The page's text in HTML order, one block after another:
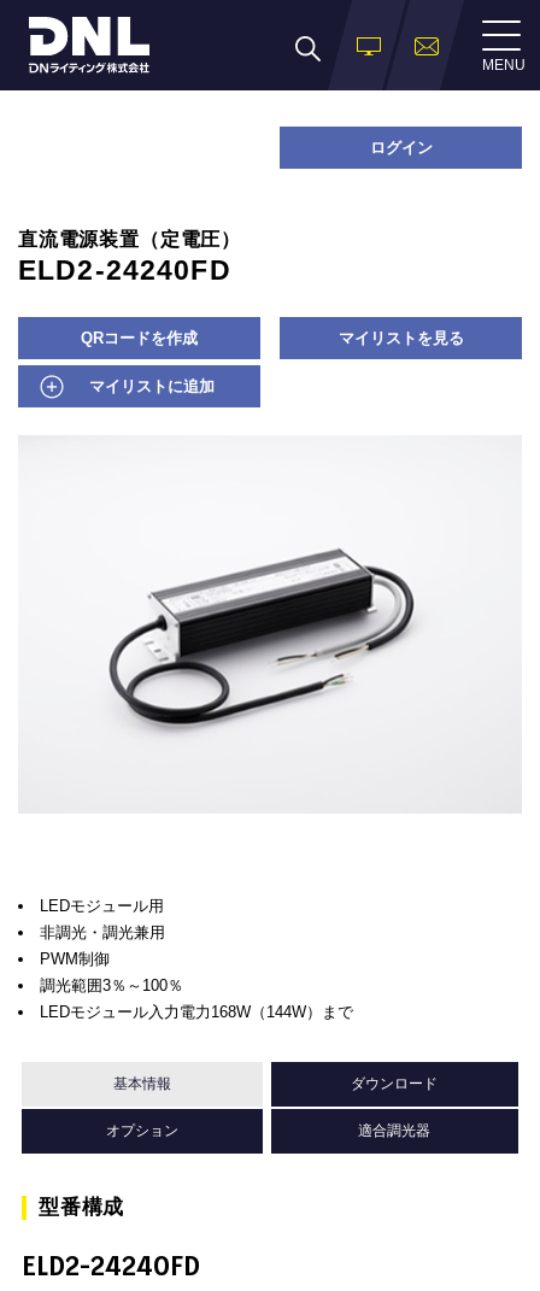
MENU
ログイン
直流電源装置（定電圧）
ELD2-24240FD
QRコードを作成 マイリストを見る
マイリストに追加
LEDモジュール用
非調光・調光兼用
PWM制御
調光範囲3％～100％
LEDモジュール入力電力168W（144W）まで
基本情報 ダウンロード
オプション 適合調光器
型番構成
ELD2-24240FD